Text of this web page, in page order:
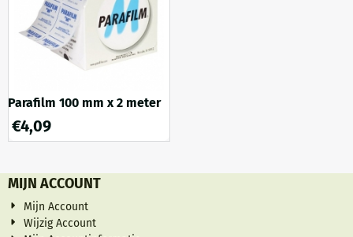
Parafilm 100 mm x 2 meter
€4,09
MIJN ACCOUNT
Mijn Account
Wijzig Account